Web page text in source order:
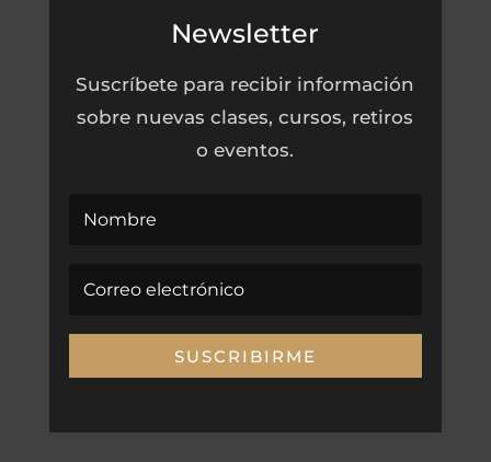
Newsletter
Suscríbete para recibir información
sobre nuevas clases, cursos, retiros
o eventos.
SUSCRIBIRME